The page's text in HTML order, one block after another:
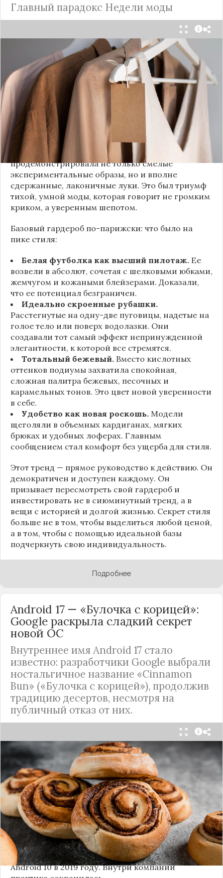
Главный парадокс Недели моды
Принято считать, что Неделя моды в Париже —
это исключительно про безумные тренды, на
которые обычный человек посмотрит с
недоумением. Но самый интересный тренд этого
сезона был обращен к реальной жизни. Показы
доказали: истинная роскошь и мастерство стиля
заключаются не в эпатаже, а в виртуозном
владении базовыми вещами.
Как тонко подметила автор канала «Деловая
косметичка», завершившаяся неделя моды
продемонстрировала не только смелые
экспериментальные образы, но и вполне
сдержанные, лаконичные луки. Это был триумф
тихой, умной моды, которая говорит не громким
криком, а уверенным шепотом.
Базовый гардероб по-парижски: что было на
пике стиля:
Белая футболка как высший пилотаж. Ее
возвели в абсолют, сочетая с шелковыми юбками,
жемчугом и кожаными блейзерами. Доказали,
что ее потенциал безграничен.
Идеально скроенные рубашки.
Расстегнутые на одну-две пуговицы, надетые на
голое тело или поверх водолазки. Они
создавали тот самый эффект непринужденной
элегантности, к которой все стремятся.
Тотальный бежевый. Вместо кислотных
оттенков подиумы захватила спокойная,
сложная палитра бежевых, песочных и
карамельных тонов. Это цвет новой уверенности
в себе.
Удобство как новая роскошь. Модели
щеголяли в объемных кардиганах, мягких
брюках и удобных лоферах. Главным
сообщением стал комфорт без ущерба для стиля.
Этот тренд — прямое руководство к действию. Он
демократичен и доступен каждому. Он
призывает пересмотреть свой гардероб и
инвестировать не в сиюминутный тренд, а в
вещи с историей и долгой жизнью. Секрет стиля
больше не в том, чтобы выделиться любой ценой,
а в том, чтобы с помощью идеальной базы
подчеркнуть свою индивидуальность.
Подробнее
Android 17 — «Булочка с корицей»:
Google раскрыла сладкий секрет
новой ОС
Внутреннее имя Android 17 стало
известно: разработчики Google выбрали
ностальгичное название «Cinnamon
Bun» («Булочка с корицей»), продолжив
традицию десертов, несмотря на
публичный отказ от них.
Стало известно внутреннее кодовое имя
следующей крупной версии Android. Как
сообщают источники, Android 17, релиз которой
ожидается в 2026 году, разрабатывается под
названием«Cinnamon Bun»(«Булочка с
корицей»).
Это решение продолжает знаменитую традицию
Google называть версии Android в честь
сладостей и десертов (Cupcake, Donut, KitKat и
т.д.), хотя компанияпрекратила публично
использовать эти именас момента выхода
Android 10 в 2019 году. Внутри компании